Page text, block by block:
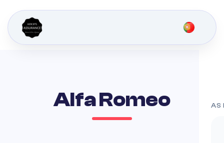
AS
Alfa Romeo